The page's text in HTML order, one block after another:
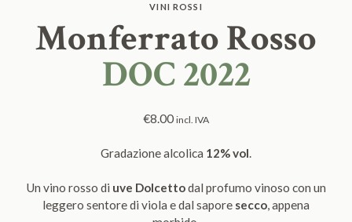
VINI ROSSI
Monferrato Rosso
DOC 2022
€8.00 incl. IVA
Gradazione alcolica 12% vol.
Un vino rosso di uve Dolcettodal profumo vinoso con un
leggero sentore di viola e dal sapore secco, appena